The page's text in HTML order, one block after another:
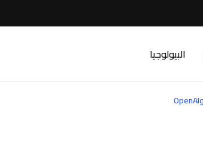
البيولوجيا